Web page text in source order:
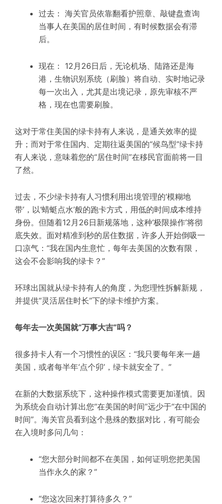
过去： 海关官员依靠翻看护照章、敲键盘查询
当事人在美国的居住时间，有时候数据会有滞
后。
现在： 12月26日后，无论机场、陆路还是海
港，生物识别系统（刷脸）将自动、实时地记录
每一次出入，尤其是出境记录，原先审核不严
格，现在也需要刷脸。
这对于常住美国的绿卡持有人来说，是通关效率的提
升；而对于常住国内、定期往返美国的“候鸟型”绿卡持
有人来说，意味着您的“居住时间”在移民官面前将一目
了然。
过去，不少绿卡持有人习惯利用出境管理的‘模糊地
带’，以‘蜻蜓点水’般的跑卡方式，用低的时间成本维持
身份。但随着12月26日新规落地，这种‘极限操作’将彻
底失效。面对精准到秒的居住数据，许多人开始倒吸一
口凉气：“我在国内生意忙，每年去美国的次数有限，
这会不会影响我的绿卡？”
环球出国就从绿卡持有人的角度，为您理性拆解新规，
并提供“灵活居住时长”下的绿卡维护方案。
每年去一次美国就“万事大吉”吗？
很多持卡人有一个习惯性的误区：“我只要每年来一趟
美国，或者每半年‘点个卯’，绿卡就安全了。”
在新的大数据系统下，这种操作模式需要更加谨慎。因
为系统会自动计算出您“在美国的时间”远少于“在中国的
时间”。海关官员看到这个悬殊的数据对比，有可能会
在入境时多问几句：
“您大部分时间都不在美国，如何证明您把美国
当作永久的家？”
“您这次回来打算待多久？”